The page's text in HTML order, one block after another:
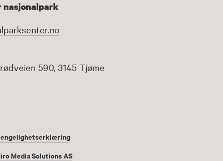
nasjonalpark
590, 3145 Tjøme
Media Solutions AS